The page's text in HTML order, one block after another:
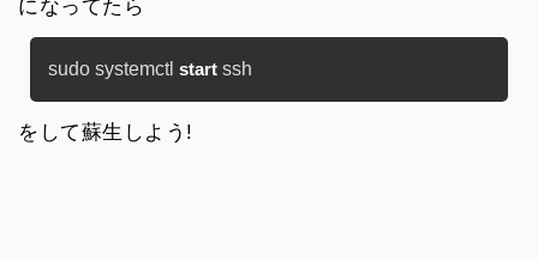
になってたら
sudo systemctl start
をして蘇生しよう!